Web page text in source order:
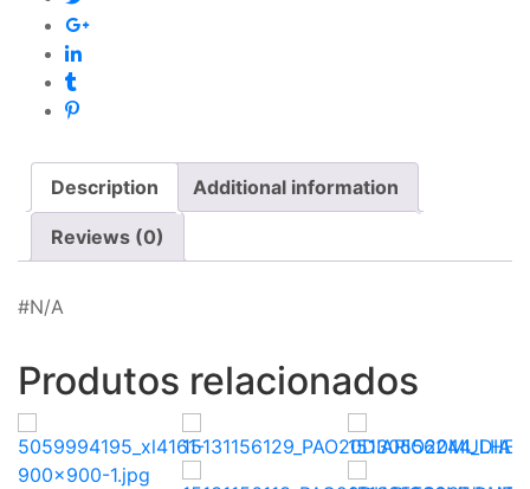
Description Additional information
Reviews (0)
#N/A
Produtos relacionados